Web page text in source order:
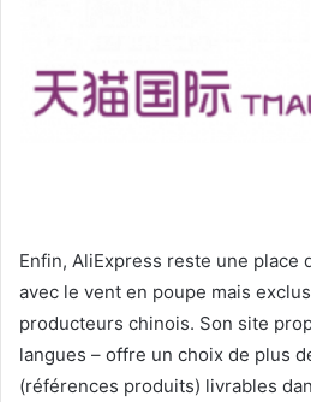
Enfin, AliExpress reste une place
avec le vent en poupe mais
producteurs chinois. Son site
langues – offre un choix de plus
(références produits) livrables